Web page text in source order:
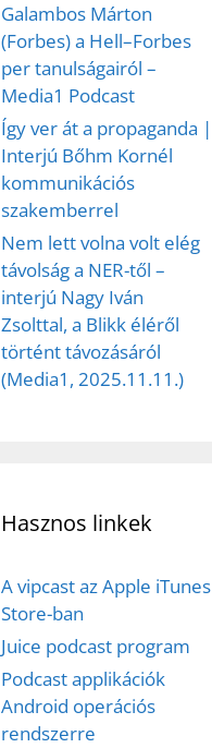
Galambos Márton
(Forbes) a Hell–Forbes
per tanulságairól –
Media1 Podcast
Így ver át a propaganda |
Interjú Bőhm Kornél
kommunikációs
szakemberrel
Nem lett volna volt elég
távolság a NER-től –
interjú Nagy Iván
Zsolttal, a Blikk éléről
történt távozásáról
(Media1, 2025.11.11.)
Hasznos linkek
A vipcast az Apple iTunes
Store-ban
Juice podcast program
Podcast applikációk
Android operációs
rendszerre